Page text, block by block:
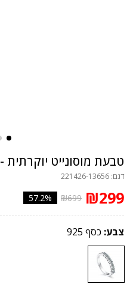
טבעת מוסונייט יוקרתית - Riviera
דגם: 221426-13656
₪299
₪699
57.2%
צבע: כסף 925